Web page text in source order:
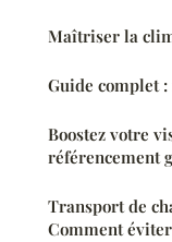
Maîtriser la
Guide complet
Boostez votre
référencement
Transport de
Comment